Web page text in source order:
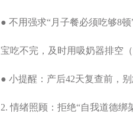
● 不用强求“月子餐必须吃够8
宝吃不完，及时用吸奶器排空
● 小提醒：产后42天复查前，
2. 情绪照顾：拒绝“自我道德绑